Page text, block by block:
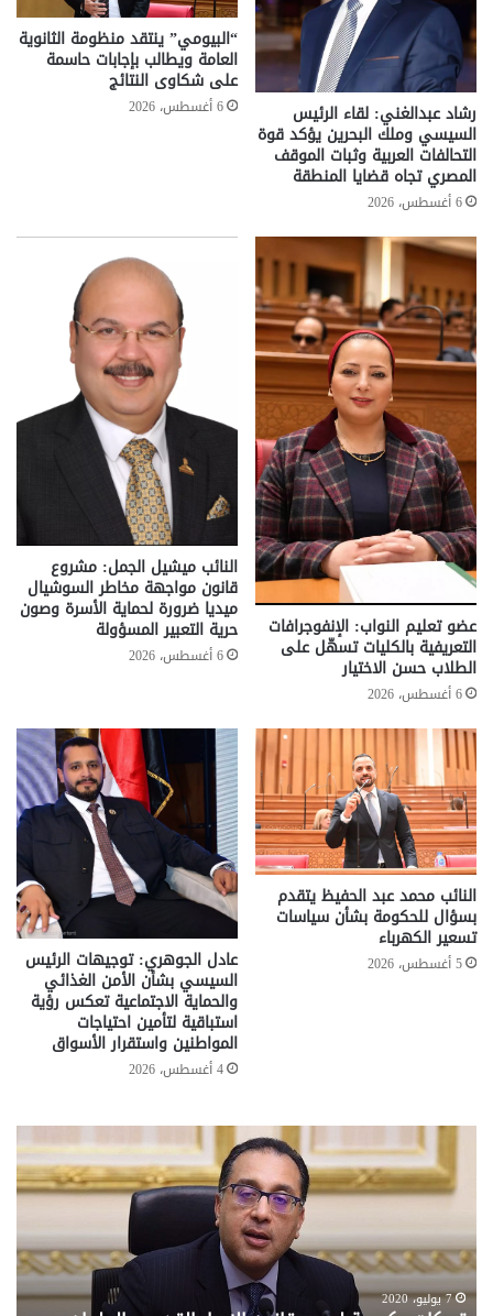
رشاد عبدالغني: لقاء الرئيس
السيسي وملك البحرين يؤكد قوة
التحالفات العربية وثبات الموقف
المصري تجاه قضايا المنطقة
6 أغسطس، 2026
“البيومي” ينتقد منظومة الثانوية
العامة ويطالب بإجابات حاسمة
على شكاوى النتائج
6 أغسطس، 2026
عضو تعليم النواب: الإنفوجرافات
التعريفية بالكليات تسهّل على
الطلاب حسن الاختيار
6 أغسطس، 2026
النائب ميشيل الجمل: مشروع
قانون مواجهة مخاطر السوشيال
ميديا ضرورة لحماية الأسرة وصون
حرية التعبير المسؤولة
6 أغسطس، 2026
النائب محمد عبد الحفيظ يتقدم
بسؤال للحكومة بشأن سياسات
تسعير الكهرباء
5 أغسطس، 2026 عادل الجوهري: توجيهات الرئيس
السيسي بشأن الأمن الغذائي
والحماية الاجتماعية تعكس رؤية
استباقية لتأمين احتياجات
المواطنين واستقرار الأسواق
4 أغسطس، 2026
تحركات
حكومية
لحسم
قانون
القديم..والبرلمان:
جاهزون
لإقراره
7 يوليو، 2020
..
من